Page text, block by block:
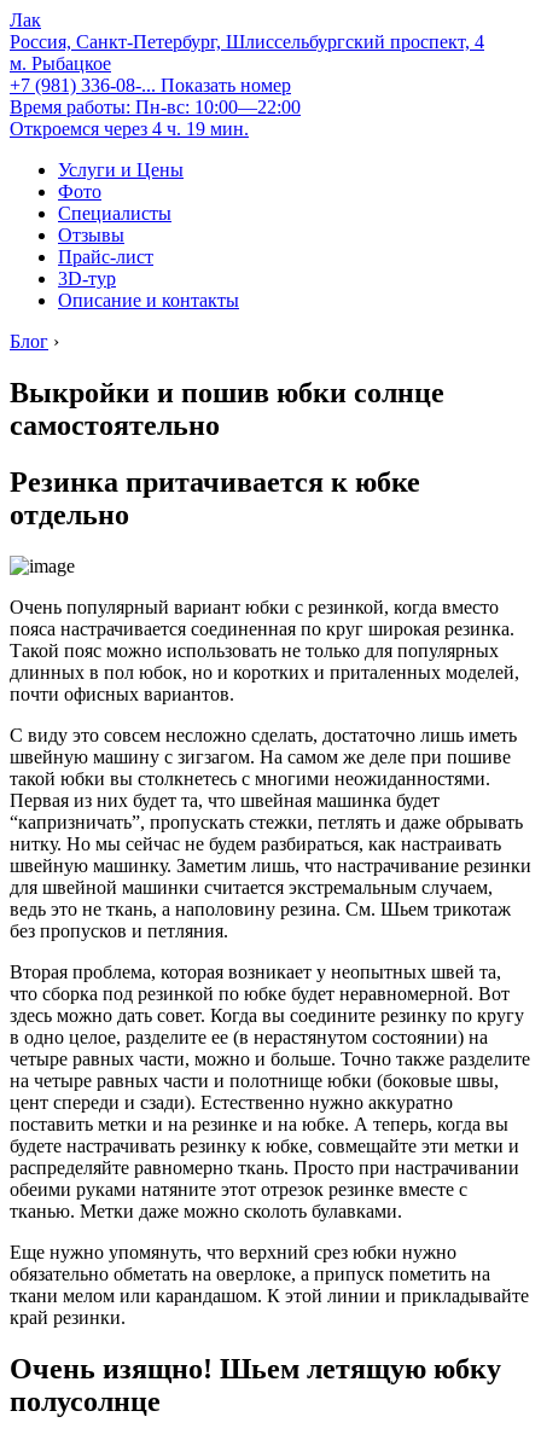
Лак
Россия, Санкт-Петербург, Шлиссельбургский проспект, 4
м. Рыбацкое
+7 (981) 336-08-... Показать номер
Время работы: Пн-вс: 10:00—22:00
Откроемся через 4 ч. 19 мин.
Услуги и Цены
Фото
Специалисты
Отзывы
Прайс-лист
3D-тур
Описание и контакты
Блог ›
Выкройки и пошив юбки солнце
самостоятельно
Резинка притачивается к юбке
отдельно
Очень популярный вариант юбки с резинкой, когда вместо
пояса настрачивается соединенная по круг широкая резинка.
Такой пояс можно использовать не только для популярных
длинных в пол юбок, но и коротких и приталенных моделей,
почти офисных вариантов.
С виду это совсем несложно сделать, достаточно лишь иметь
швейную машину с зигзагом. На самом же деле при пошиве
такой юбки вы столкнетесь с многими неожиданностями.
Первая из них будет та, что швейная машинка будет
“капризничать”, пропускать стежки, петлять и даже обрывать
нитку. Но мы сейчас не будем разбираться, как настраивать
швейную машинку. Заметим лишь, что настрачивание резинки
для швейной машинки считается экстремальным случаем,
ведь это не ткань, а наполовину резина. См. Шьем трикотаж
без пропусков и петляния.
Вторая проблема, которая возникает у неопытных швей та,
что сборка под резинкой по юбке будет неравномерной. Вот
здесь можно дать совет. Когда вы соедините резинку по кругу
в одно целое, разделите ее (в нерастянутом состоянии) на
четыре равных части, можно и больше. Точно также разделите
на четыре равных части и полотнище юбки (боковые швы,
цент спереди и сзади). Естественно нужно аккуратно
поставить метки и на резинке и на юбке. А теперь, когда вы
будете настрачивать резинку к юбке, совмещайте эти метки и
распределяйте равномерно ткань. Просто при настрачивании
обеими руками натяните этот отрезок резинке вместе с
тканью. Метки даже можно сколоть булавками.
Еще нужно упомянуть, что верхний срез юбки нужно
обязательно обметать на оверлоке, а припуск пометить на
ткани мелом или карандашом. К этой линии и прикладывайте
край резинки.
Очень изящно! Шьем летящую юбку
полусолнце